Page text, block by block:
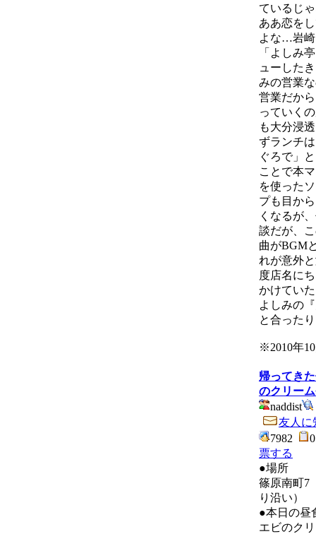
ているじ
ああ恋を
よな…岩
「よしみ
ューした
みの営業
営業だか
っていく
も大分浸
ずランチ
ぐろで」
ことで本
を使った
プも目か
くなるが
談だが、
曲がBGM
れが意外
度店名に
かけてい
よしみの
と合った
※2010年
帰ってき
のクリー
naddist
友人に
7982
票する
●場所
篠原南町7
り沿い）
●本日の昼
エビのク